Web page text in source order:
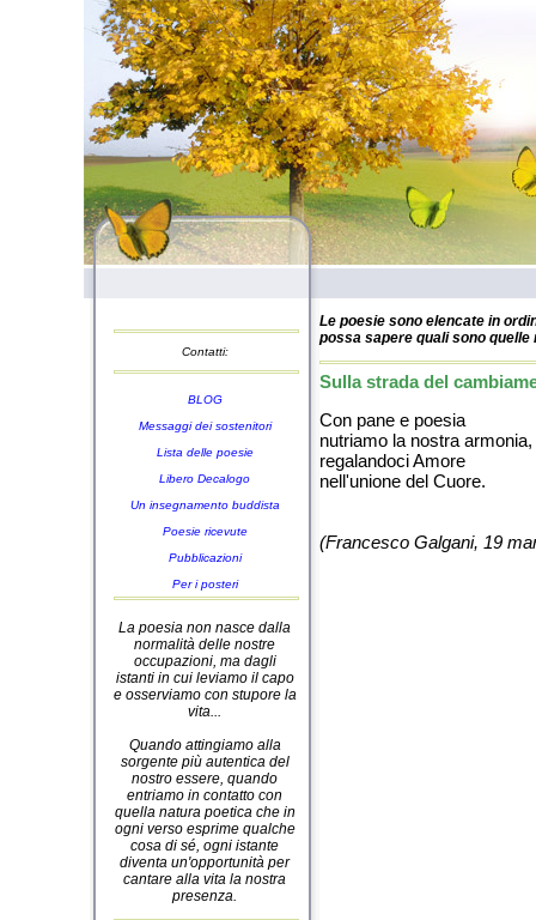
Contatti:
BLOG
Messaggi dei sostenitori
Lista delle poesie
Libero Decalogo
Un insegnamento buddista
Poesie ricevute
Pubblicazioni
Per i posteri
La poesia non nasce dalla
normalità delle nostre
occupazioni, ma dagli
istanti in cui leviamo il capo
e osserviamo con stupore la
vita...
Quando attingiamo alla
sorgente più autentica del
nostro essere, quando
entriamo in contatto con
quella natura poetica che in
ogni verso esprime qualche
cosa di sé, ogni istante
diventa un'opportunità per
cantare alla vita la nostra
presenza.
Le poesie sono elencate in
possa sapere quali sono
Sulla strada del
Con pane e poesia
nutriamo la nostra armonia,
regalandoci Amore
nell'unione del Cuore.
(Francesco Galgani, 19